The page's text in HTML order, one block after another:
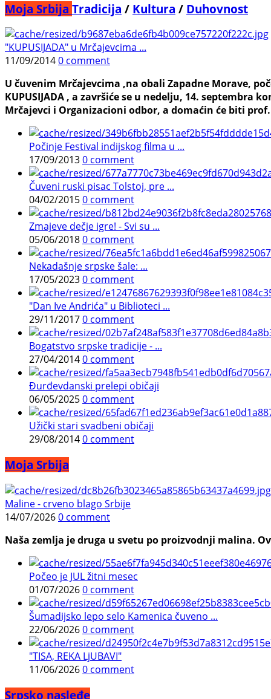
Moja Srbija Tradicija / Kultura / Duhovnost
"KUPUSIJADA" u Mrčajevcima ...
11/09/20140 comment
U čuvenim Mrčajevcima ,na obali Zapadne Morave,
KUPUSIJADA , a završiće se u nedelju, 14.
Mrčajevci i Organizacioni odbor, a domaćin će biti
Počinje Festival indijskog filma u ...
17/09/20130 comment
Čuveni ruski pisac Tolstoj, pre ...
04/02/20150 comment
Zmajeve dečje igre! - Svi su ...
05/06/20180 comment
Nekadašnje srpske šale: ...
17/05/20230 comment
"Dan Ive Andrića" u Biblioteci ...
29/11/20170 comment
Bogatstvo srpske tradicije - ...
27/04/20140 comment
Đurđevdanski prelepi običaji
06/05/20250 comment
Užički stari svadbeni običaji
29/08/20140 comment
Moja Srbija
Maline - crveno blago Srbije
14/07/20260 comment
Naša zemlja je druga u svetu po proizvodnji malina.
Počeo je JUL žitni mesec
01/07/20260 comment
Šumadijsko lepo selo Kamenica čuveno ...
22/06/20260 comment
"TISA, REKA LjUBAVI"
11/06/20260 comment
Srpsko nasleđe